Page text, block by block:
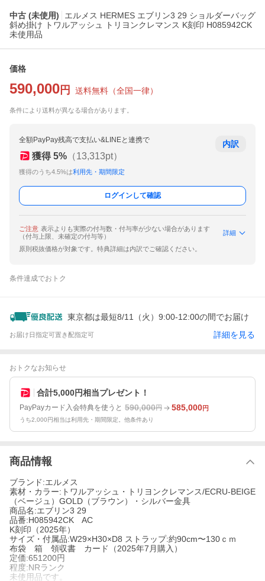
中古 (未使用)
エルメス HERMES エブリン3 29 ショルダーバッグ
斜め掛け トワルアッシュ トリヨンクレマンス K刻印 H085942CK
未使用品
価格
590,000 円 送料無料 （全国一律）
条件により送料が異なる場合があります。
全額PayPay残高で支払い&LINEと連携で
獲得 5% （13,313pt）
獲得のうち4.5%は利用先・期間限定
内訳
ログインして確認
ご注意 表示よりも実際の付与数・付与率が少ない場合があります
（付与上限、未確定の付与等）
詳細
原則税抜価格が対象です。特典詳細は内訳でご確認ください。
条件達成でおトク
東京都は最短8/11（火）9:00-12:00の間でお届け
お届け日指定可置き配指定可 詳細を見る
おトクなお知らせ
合計5,000円相当プレゼント！
PayPayカード入会特典を使うと 590,000円 585,000円
うち2,000円相当は利用先・期間限定。他条件あり
商品情報
ブランド:エルメス
素材・カラー:トワルアッシュ・トリヨンクレマンス/ECRU-BEIGE
（ベージュ）GOLD（ブラウン）・シルバー金具
商品名:エブリン3 29
品番:H085942CK AC
K刻印（2025年）
サイズ・付属品:W29×H30×D8 ストラップ:約90cm〜130ｃｍ
布袋 箱 領収書 カード（2025年7月購入）
定価:651200円
程度:NRランク
未使用品です。